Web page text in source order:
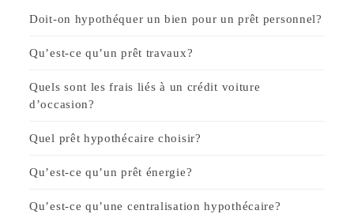
Doit-on hypothéquer un bien pour un prêt personnel?
Qu’est-ce qu’un prêt travaux?
Quels sont les frais liés à un crédit voiture
d’occasion?
Quel prêt hypothécaire choisir?
Qu’est-ce qu’un prêt énergie?
Qu’est-ce qu’une centralisation hypothécaire?